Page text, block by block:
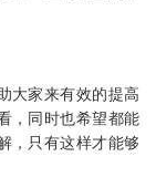
家来有效的提高
，同时也希望都能
，只有这样才能够